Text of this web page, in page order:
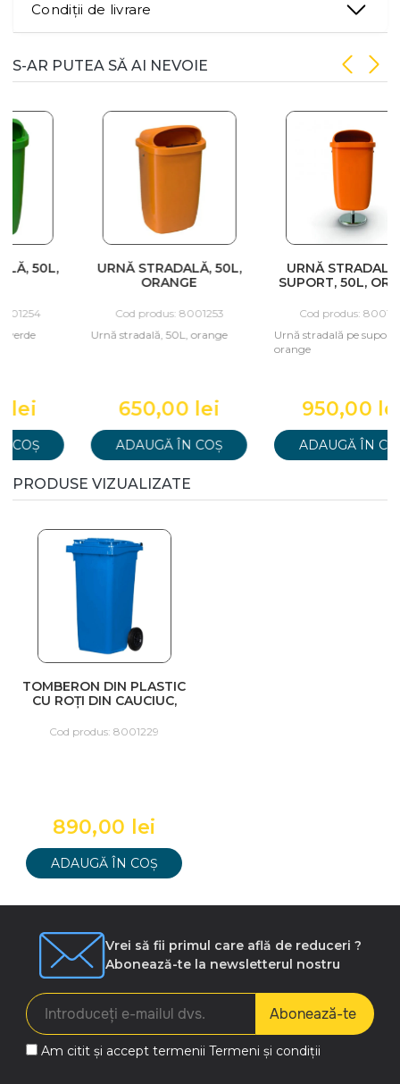
Condiții de livrare
S-AR PUTEA SĂ AI NEVOIE
URNĂ STRADALĂ, 50L,
ORANGE
Cod produs: 8001253
Urnă stradală, 50L, orange
650,00 lei
ADAUGĂ ÎN COȘ
URNĂ STRADALĂ PE
SUPORT, 50L, ORANGE
Cod produs: 8001251
Urnă stradală pe suport, 50L,
950,00 lei
ADAUGĂ ÎN COȘ
PRODUSE VIZUALIZATE
TOMBERON DIN PLASTIC
CU ROȚI DIN CAUCIUC,
GERMANIA, ALBASTRU
Cod produs: 8001229
890,00 lei
ADAUGĂ ÎN COȘ
Vrei să fii primul care află de reduceri ?
Abonează-te la newsletterul nostru
Abonează-te
Am citit și accept termenii Termeni și condiții